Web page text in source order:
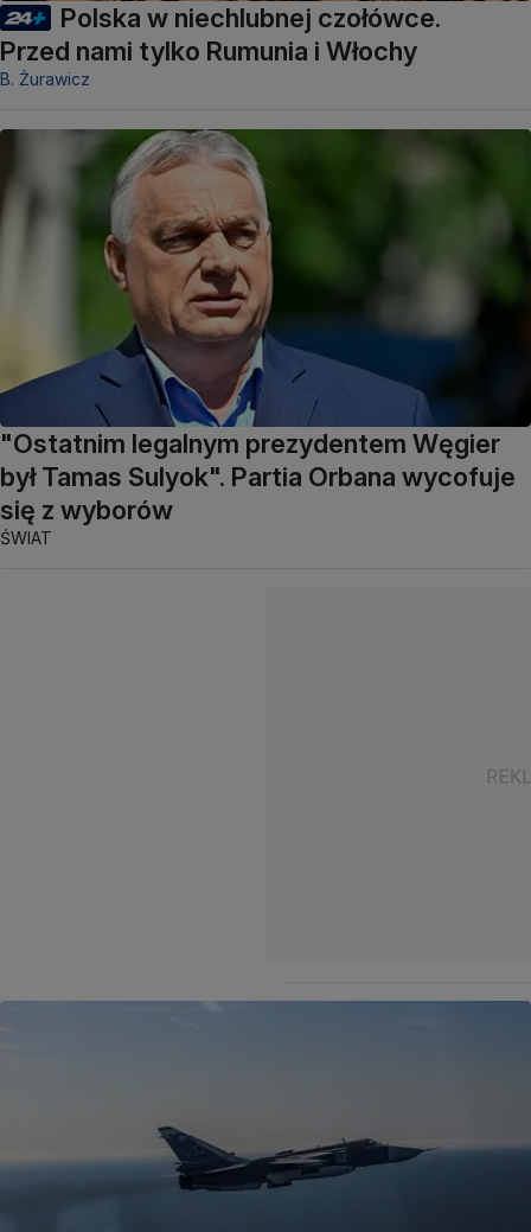
Polska w niechlubnej czołówce.
Przed nami tylko Rumunia i Włochy
B. Żurawicz
"Ostatnim legalnym prezydentem Węgier
był Tamas Sulyok". Partia Orbana wycofuje
się z wyborów
ŚWIAT